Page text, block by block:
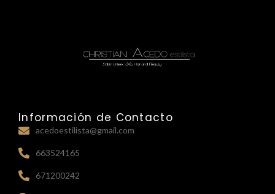
Información de Contacto
acedoestilista@gmail.com
663524165
671200242